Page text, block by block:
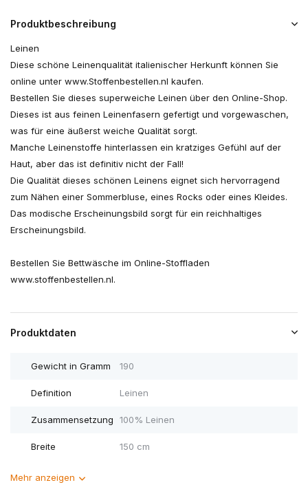
Produktbeschreibung
Leinen
Diese schöne Leinenqualität italienischer Herkunft können Sie
online unter www.Stoffenbestellen.nl kaufen.
Bestellen Sie dieses superweiche Leinen über den Online-Shop.
Dieses ist aus feinen Leinenfasern gefertigt und vorgewaschen,
was für eine äußerst weiche Qualität sorgt.
Manche Leinenstoffe hinterlassen ein kratziges Gefühl auf der
Haut, aber das ist definitiv nicht der Fall!
Die Qualität dieses schönen Leinens eignet sich hervorragend
zum Nähen einer Sommerbluse, eines Rocks oder eines Kleides.
Das modische Erscheinungsbild sorgt für ein reichhaltiges
Erscheinungsbild.
Bestellen Sie Bettwäsche im Online-Stoffladen
www.stoffenbestellen.nl.
Produktdaten
Gewicht in Gramm 190
Definition Leinen
Zusammensetzung 100% Leinen
Breite 150 cm
Mehr anzeigen